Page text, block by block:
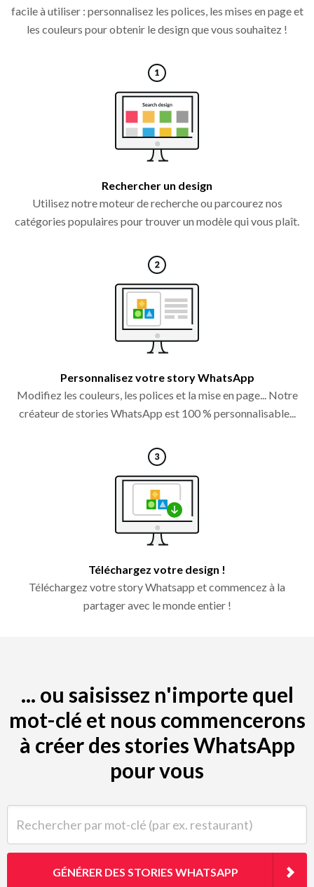
facile à utiliser : personnalisez les polices, les mises en page et
les couleurs pour obtenir le design que vous souhaitez !
Rechercher un design
Utilisez notre moteur de recherche ou parcourez nos
catégories populaires pour trouver un modèle qui vous plaît.
Personnalisez votre story WhatsApp
Modifiez les couleurs, les polices et la mise en page... Notre
créateur de stories WhatsApp est 100 % personnalisable...
Téléchargez votre design !
Téléchargez votre story Whatsapp et commencez à la
partager avec le monde entier !
... ou saisissez n'importe quel
mot-clé et nous commencerons
à créer des stories WhatsApp
pour vous
GÉNÉRER DES STORIES WHATSAPP